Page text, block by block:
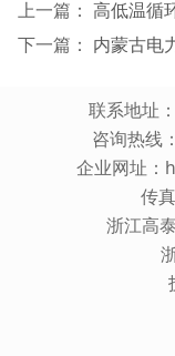
上一篇： 高低温循
下一篇： 内蒙古电力
联系地址
咨询热线
企业网址：
传
浙江高